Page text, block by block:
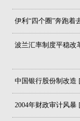
伊利“四个圈”奔跑着
波兰汇率制度平稳改
中国银行股份制改造
2004年财政审计风暴